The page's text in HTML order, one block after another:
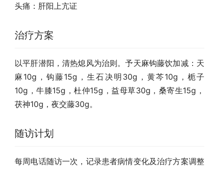
头痛：肝阳上亢证
治疗方案
以平肝潜阳，清热熄风为治则。予天麻钩藤饮加减：天
麻10g，钩藤15g，生石决明30g，黄芩10g，栀子
10g，牛膝15g，杜仲15g，益母草30g，桑寄生15g，
茯神10g，夜交藤30g。
随访计划
每周电话随访一次，记录患者病情变化及治疗方案调整